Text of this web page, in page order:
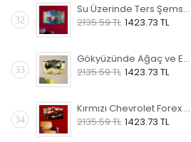
32
Su Üzerinde Ters Şemsiye Forex Tablo
2135.59 TL 1423.73 TL
33
Gökyüzünde Ağaç ve Ev Forex Tablo
2135.59 TL 1423.73 TL
34
Kırmızı Chevrolet Forex Tablo
2135.59 TL 1423.73 TL